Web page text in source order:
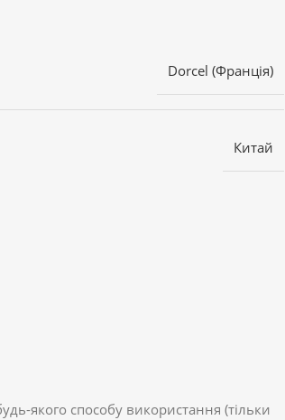
Dorcel (Франція)
Китай
якого способу використання (тільки